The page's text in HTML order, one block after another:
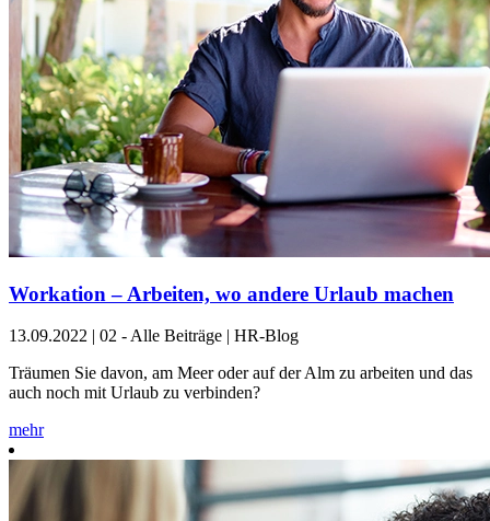
Workation – Arbeiten, wo andere Urlaub machen
13.09.2022 | 02 - Alle Beiträge | HR-Blog
Träumen Sie davon, am Meer oder auf der Alm zu arbeiten und das
auch noch mit Urlaub zu verbinden?
mehr